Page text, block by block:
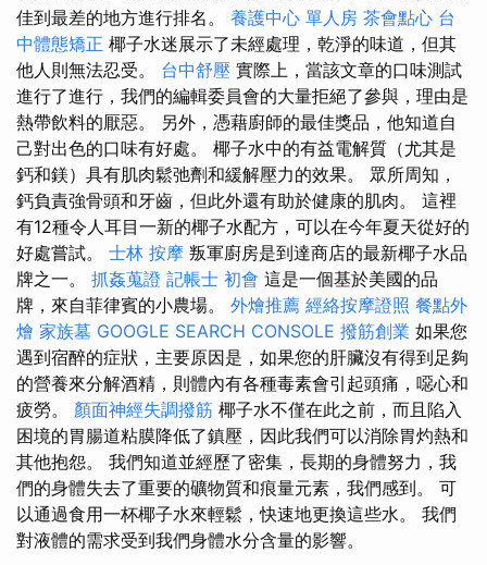
佳到最差的地方進行排名。 養護中心 單人房 茶會點心 台
中體態矯正 椰子水迷展示了未經處理，乾淨的味道，但其
他人則無法忍受。 台中舒壓 實際上，當該文章的口味測試
進行了進行，我們的編輯委員會的大量拒絕了參與，理由是
熱帶飲料的厭惡。 另外，憑藉廚師的最佳獎品，他知道自
己對出色的口味有好處。 椰子水中的有益電解質（尤其是
鈣和鎂）具有肌肉鬆弛劑和緩解壓力的效果。 眾所周知，
鈣負責強骨頭和牙齒，但此外還有助於健康的肌肉。 這裡
有12種令人耳目一新的椰子水配方，可以在今年夏天從好的
好處嘗試。 士林 按摩 叛軍廚房是到達商店的最新椰子水品
牌之一。 抓姦蒐證 記帳士 初會 這是一個基於美國的品
牌，來自菲律賓的小農場。 外燴推薦 經絡按摩證照 餐點外
燴 家族墓 GOOGLE SEARCH CONSOLE 撥筋創業 如果您
遇到宿醉的症狀，主要原因是，如果您的肝臟沒有得到足夠
的營養來分解酒精，則體內有各種毒素會引起頭痛，噁心和
疲勞。 顏面神經失調撥筋 椰子水不僅在此之前，而且陷入
困境的胃腸道粘膜降低了鎮壓，因此我們可以消除胃灼熱和
其他抱怨。 我們知道並經歷了密集，長期的身體努力，我
們的身體失去了重要的礦物質和痕量元素，我們感到。 可
以通過食用一杯椰子水來輕鬆，快速地更換這些水。 我們
對液體的需求受到我們身體水分含量的影響。